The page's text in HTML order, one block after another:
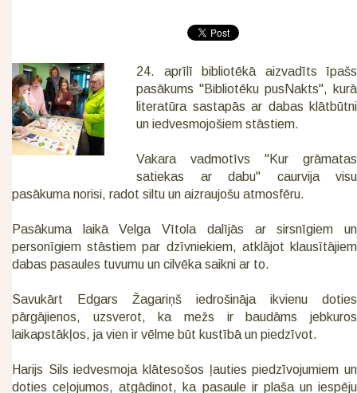
24. aprīlī bibliotēkā aizvadīts īpašs
pasākums "Bibliotēku pusNakts", kurā
literatūra sastapās ar dabas klātbūtni
un iedvesmojošiem stāstiem.
Vakara vadmotīvs "Kur grāmatas
satiekas ar dabu" caurvija visu
pasākuma norisi, radot siltu un aizraujošu atmosfēru.
Pasākuma laikā Velga Vītola dalījās ar sirsnīgiem un
personīgiem stāstiem par dzīvniekiem, atklājot klausītājiem
dabas pasaules tuvumu un cilvēka saikni ar to.
Savukārt Edgars Žagariņš iedrošināja ikvienu doties
pārgājienos, uzsverot, ka mežs ir baudāms jebkuros
laikapstākļos, ja vien ir vēlme būt kustībā un piedzīvot.
Harijs Sils iedvesmoja klātesošos ļauties piedzīvojumiem un
doties ceļojumos, atgādinot, ka pasaule ir plaša un iespēju